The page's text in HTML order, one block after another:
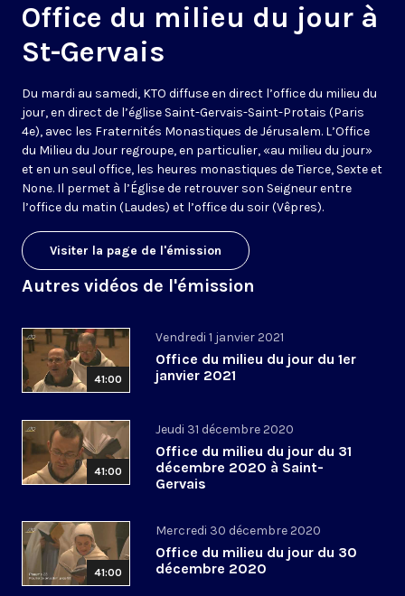
Office du milieu du jour à
St-Gervais
Du mardi au samedi, KTO diffuse en direct l’office du milieu du
jour, en direct de l’église Saint-Gervais-Saint-Protais (Paris
4e), avec les Fraternités Monastiques de Jérusalem. L’Office
du Milieu du Jour regroupe, en particulier, «au milieu du jour»
et en un seul office, les heures monastiques de Tierce, Sexte et
None. Il permet à l’Église de retrouver son Seigneur entre
l’office du matin (Laudes) et l’office du soir (Vêpres).
Visiter la page de l'émission
Autres vidéos de l'émission
41:00
Vendredi 1 janvier 2021
Office du milieu du jour du 1er
janvier 2021
41:00
Jeudi 31 décembre 2020
Office du milieu du jour du 31
décembre 2020 à Saint-
Gervais
41:00
Mercredi 30 décembre 2020
Office du milieu du jour du 30
décembre 2020